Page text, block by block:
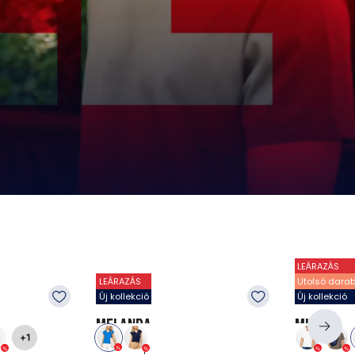
+1
LEÁRAZÁS
Új kollekció
MELANDA
Pólók és topok
LEÁRAZÁS
Utolsó
Új kollekció
MITO
Pólók